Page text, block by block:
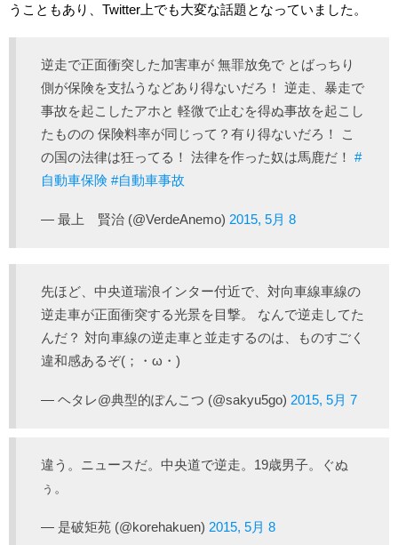
うこともあり、Twitter上でも大変な話題となっていました。
逆走で正面衝突した加害車が 無罪放免で とばっちり
側が保険を支払うなどあり得ないだろ！ 逆走、暴走で
事故を起こしたアホと 軽微で止むを得ぬ事故を起こし
たものの 保険料率が同じって？有り得ないだろ！ こ
の国の法律は狂ってる！ 法律を作った奴は馬鹿だ！ #
自動車保険 #自動車事故
— 最上 賢治 (@VerdeAnemo) 2015, 5月 8
先ほど、中央道瑞浪インター付近で、対向車線車線の
逆走車が正面衝突する光景を目撃。 なんで逆走してた
んだ？ 対向車線の逆走車と並走するのは、ものすごく
違和感あるぞ(；・ω・)
— ヘタレ@典型的ぽんこつ (@sakyu5go) 2015, 5月 7
違う。ニュースだ。中央道で逆走。19歳男子。ぐぬ
ぅ。
— 是破矩苑 (@korehakuen) 2015, 5月 8